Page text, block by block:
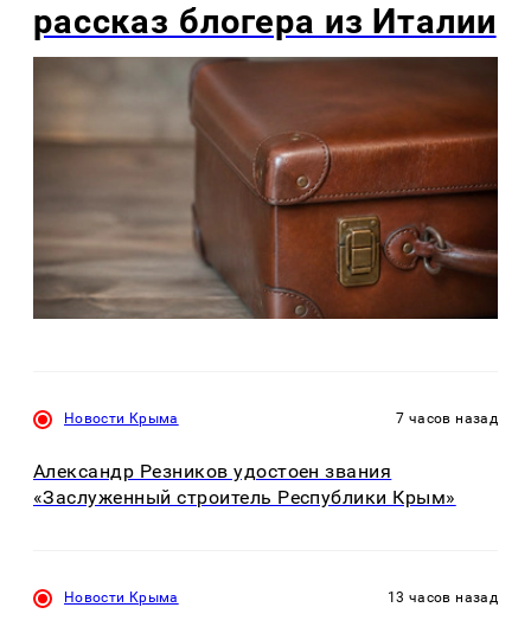
рассказ блогера из Италии
Новости Крыма 7 часов назад
Александр Резников удостоен звания
«Заслуженный строитель Республики Крым»
Новости Крыма 13 часов назад